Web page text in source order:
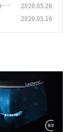
ㅠ 2020.05.26
2020.05.16